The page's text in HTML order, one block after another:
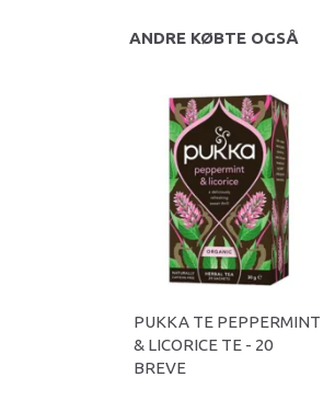
ANDRE KØBTE OGSÅ
PUKKA TE PEPPERMINT
& LICORICE TE - 20
BREVE